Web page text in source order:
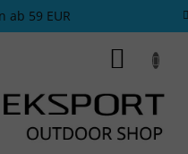
ab 59 EUR